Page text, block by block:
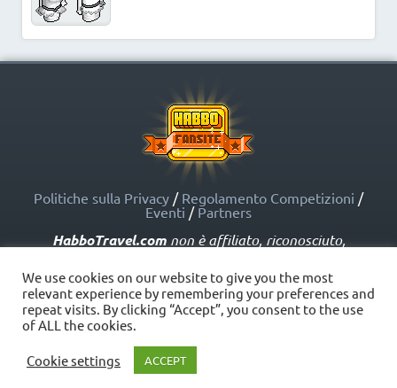
Politiche sulla Privacy / Regolamento Competizioni /
Eventi / Partners
HabboTravel.comnon è affiliato, riconosciuto,
dalle società affiliate. HabboTravel.com può servirsi di
marchi registrati e altre proprietà intellettuali di Habbo
come indicato nelle Politiche sui Fansite.
Copyright © HabboTravel (2012 - 2026) - V. 5.0
We use cookies on our website to give you the most
relevant experience by remembering your preferences and
repeat visits. By clicking “Accept”, you consent to the use
of ALL the cookies.
Cookie settings ACCEPT